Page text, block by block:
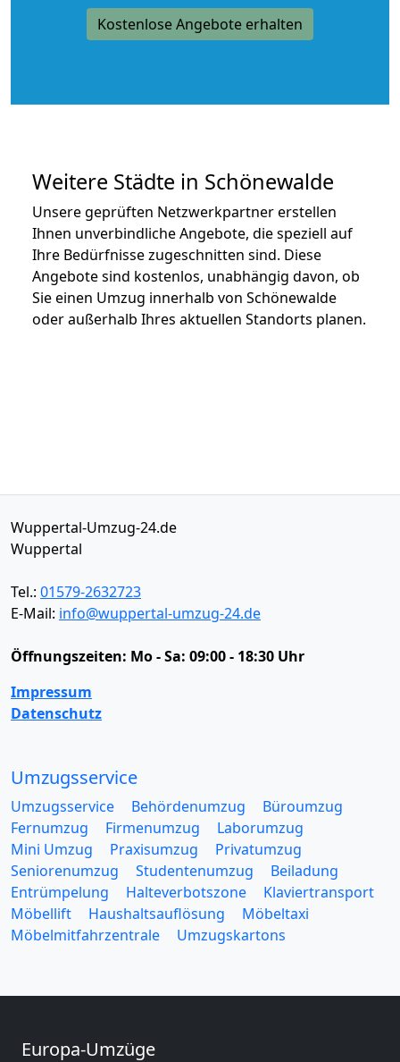
Kostenlose Angebote erhalten
Weitere Städte in Schönewalde
Unsere geprüften Netzwerkpartner erstellen
Ihnen unverbindliche Angebote, die speziell auf
Ihre Bedürfnisse zugeschnitten sind. Diese
Angebote sind kostenlos, unabhängig davon, ob
Sie einen Umzug innerhalb von Schönewalde
oder außerhalb Ihres aktuellen Standorts planen.
Wuppertal-Umzug-24.de
Wuppertal
Tel.: 01579-2632723
E-Mail: info@wuppertal-umzug-24.de
Öffnungszeiten: Mo - Sa: 09:00 - 18:30 Uhr
Impressum
Datenschutz
Umzugsservice
Umzugsservice Behördenumzug
Büroumzug
Fernumzug
Firmenumzug
Laborumzug
Mini Umzug
Praxisumzug
Privatumzug
Seniorenumzug
Studentenumzug
Beiladung
Entrümpelung
Halteverbotszone
Klaviertransport
Möbellift
Haushaltsauflösung
Möbeltaxi
Möbelmitfahrzentrale
Umzugskartons
Europa-Umzüge